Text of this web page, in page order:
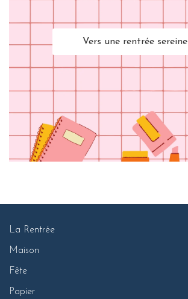
Vers une rentrée sereine
La Rentrée
Maison
Fête
Papier